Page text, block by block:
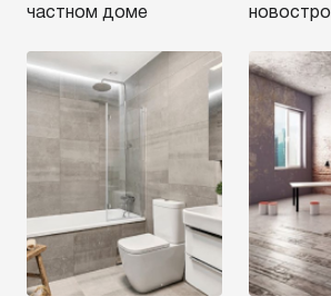
частном доме